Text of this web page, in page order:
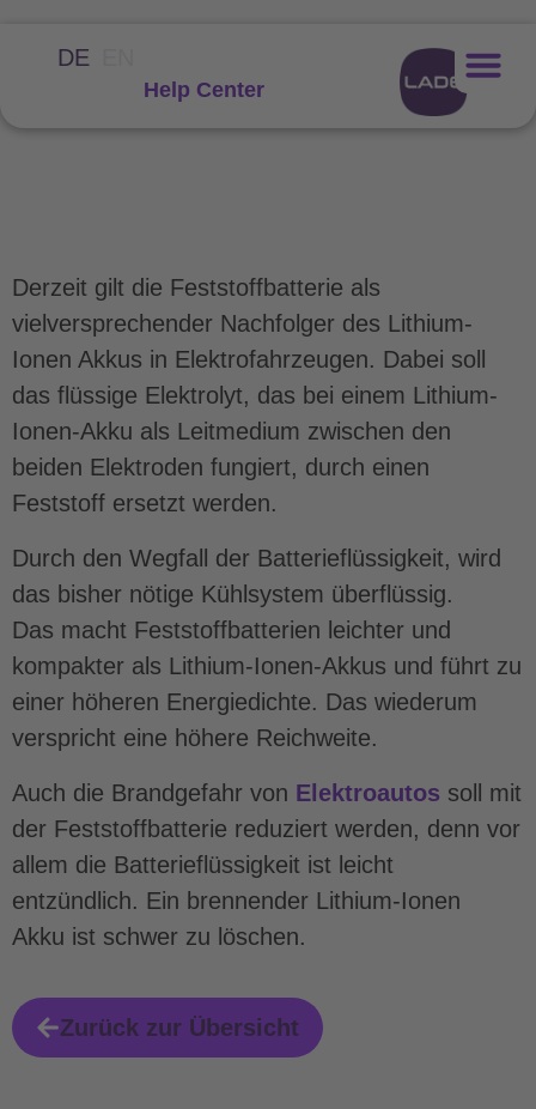
DE
Help Center
Derzeit gilt die Feststoffbatterie als
vielversprechender Nachfolger des Lithium-
Ionen Akkus in Elektrofahrzeugen. Dabei soll
das flüssige Elektrolyt, das bei einem Lithium-
Ionen-Akku als Leitmedium zwischen den
beiden Elektroden fungiert, durch einen
Feststoff ersetzt werden.
Durch den Wegfall der Batterieflüssigkeit, wird
das bisher nötige Kühlsystem überflüssig.
Das macht Feststoffbatterien leichter und
kompakter als Lithium-Ionen-Akkus und führt zu
einer höheren Energiedichte. Das wiederum
verspricht eine höhere Reichweite.
Auch die Brandgefahr von Elektroautos soll mit
der Feststoffbatterie reduziert werden, denn vor
allem die Batterieflüssigkeit ist leicht
entzündlich. Ein brennender Lithium-Ionen
Akku ist schwer zu löschen.
Zurück zur Übersicht